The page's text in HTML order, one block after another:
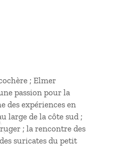
; Elmer
passion pour la
des expériences en
large de la côte sud ;
; la rencontre des
suricates du petit